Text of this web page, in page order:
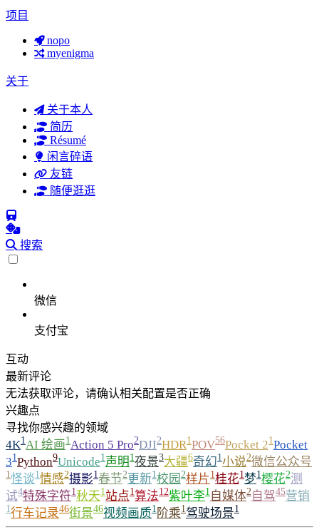
项目
nopo
myenigma
关于
关于本人
简历
Résumé
闲言碎语
友链
随便逛逛
搜索
微信
支付宝
互动
最新评论
无法获取评论，请确认相关配置是否正确
兴趣点
寻找你感兴趣的领域
4K1AI 绘画1Action 5 Pro2DJI2HDR1POV56Pocket 21Pocket
31Python9Unicode1声明 1夜景3大疆6奇幻1小说2微信公众号
1怪谈1情感2摄影1春节2更新1校园 2样片1桂花1梦1樱花2测
试4特殊字符1秋天1站点1算法12紫叶李1 自媒体2自驾45营销
1行车记录46街景46视频画质1 阶乘1驾驶场景1